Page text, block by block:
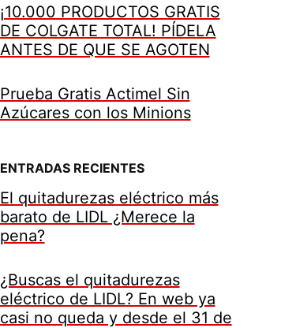
¡10.000 PRODUCTOS GRATIS
DE COLGATE TOTAL! PÍDELA
ANTES DE QUE SE AGOTEN
Prueba Gratis Actimel Sin
Azúcares con los Minions
ENTRADAS RECIENTES
El quitadurezas eléctrico más
barato de LIDL ¿Merece la
pena?
¿Buscas el quitadurezas
eléctrico de LIDL? En web ya
casi no queda y desde el 31 de